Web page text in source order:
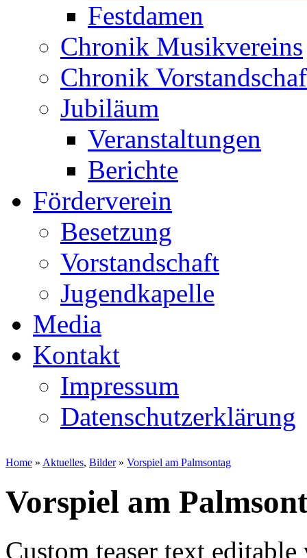
Festdamen
Chronik Musikvereins
Chronik
Jubiläum
Veranstaltungen
Berichte
Förderverein
Besetzung
Vorstandschaft
Jugendkapelle
Media
Kontakt
Impressum
Datenschutzerklärung
Home » Aktuelles, Bilder» Vorspiel am Palmsontag
Vorspiel am
Custom teaser text